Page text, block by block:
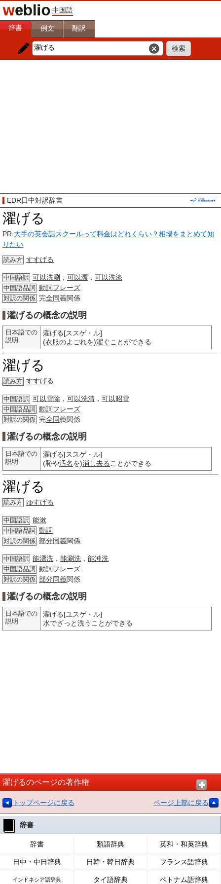
中国語
辞書 例文 翻訳
EDR日中対訳辞書
濯げる
PR:大手の英会話スクールって料金はどれくらい？相場をまとめて知
りたい
読み方 すすげる
中国語訳 可以洗涮 ， 可以漂 ， 可以洗涤
中国語品詞 動詞フレーズ
対訳の関係 完全同義関係
濯げるの概念の説明
日本語での
説明
濯げる[ススゲ・ル]
(衣服のよごれを)濯ぐことができる
濯げる
読み方 すすげる
中国語訳 可以雪除 ， 可以洗清 ， 可以昭雪
中国語品詞 動詞フレーズ
対訳の関係 完全同義関係
濯げるの概念の説明
日本語での
説明
濯げる[ススゲ・ル]
(恥や汚名を)消し去る ことができる
濯げる
読み方 ゆすげる
中国語訳 能漱
中国語品詞 動詞
対訳の関係 部分同義関係
中国語訳 能漂洗 ， 能涮洗 ， 能冲洗
中国語品詞 動詞フレーズ
対訳の関係 部分同義関係
濯げるの概念の説明
日本語での
説明
濯げる[ユスゲ・ル]
水でざっと洗うことができる
濯げるのページの著作権
トップページに戻る ページ上部に戻る
辞書
辞書 類語辞典 英和・和英辞典
日中・中日辞典 日韓・韓日辞典 フランス語辞典
インドネシア語辞典 タイ語辞典 ベトナム語辞典